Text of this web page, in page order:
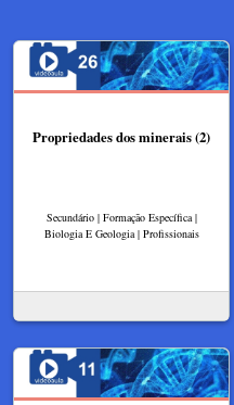
Propriedades dos minerais (2)
Secundário | Formação Específica |
Biologia E Geologia | Profissionais